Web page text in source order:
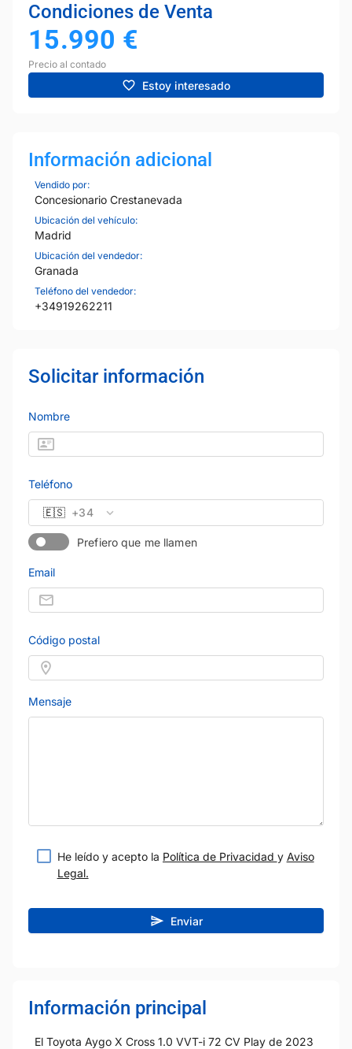
Condiciones de Venta
15.990 €
Precio al contado
Estoy interesado
Información adicional
Vendido por:
Concesionario Crestanevada
Ubicación del vehículo:
Madrid
Ubicación del vendedor:
Granada
Teléfono del vendedor:
+34919262211
Solicitar información
Nombre
Teléfono
🇪🇸 +34
Prefiero que me llamen
Email
Código postal
Mensaje
He leído y acepto la Política de Privacidad y Aviso
Legal.
Enviar
Información principal
El Toyota Aygo X Cross 1.0 VVT-i 72 CV Play de 2023